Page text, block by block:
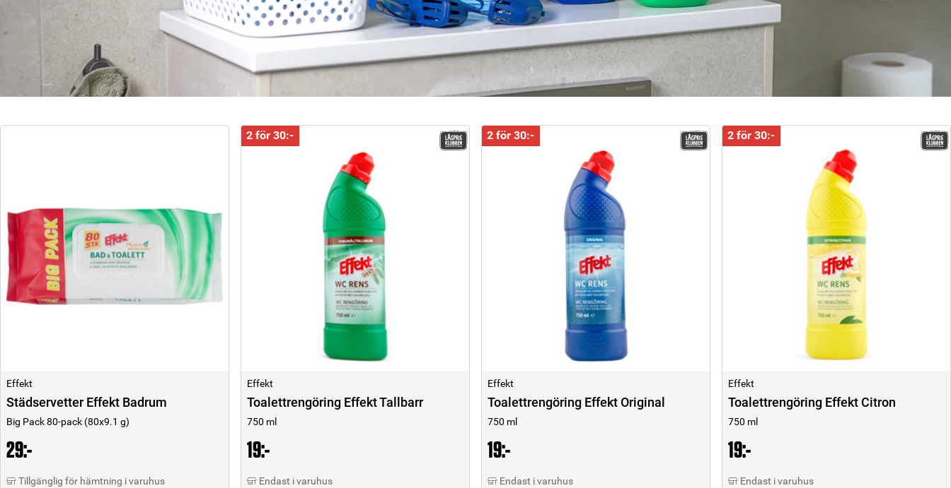
Effekt
Städservetter Effekt Badrum
Big Pack 80-pack (80x9.1 g)
29:-
Tillgänglig för hämtning i varuhus
2 för 30:-
Effekt
Toalettrengöring Effekt Tallbarr
750 ml
19:-
Endast i varuhus
2 för 30:-
Effekt
Toalettrengöring Effekt Original
750 ml
19:-
Endast i varuhus
2 för 30:-
Effekt
Toalettrengöring Effekt Citron
750 ml
19:-
Endast i varuhus